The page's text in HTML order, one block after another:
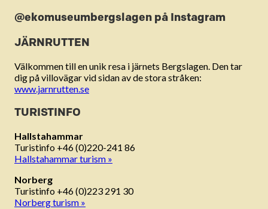
@ekomuseumbergslagen på Instagram
JÄRNRUTTEN
Välkommen till en unik resa i järnets Bergslagen. Den tar
dig på villovägar vid sidan av de stora stråken:
www.jarnrutten.se
TURISTINFO
Hallstahammar
Turistinfo +46 (0)220-241 86
Hallstahammar turism »
Norberg
Turistinfo +46 (0)223 291 30
Norberg turism »